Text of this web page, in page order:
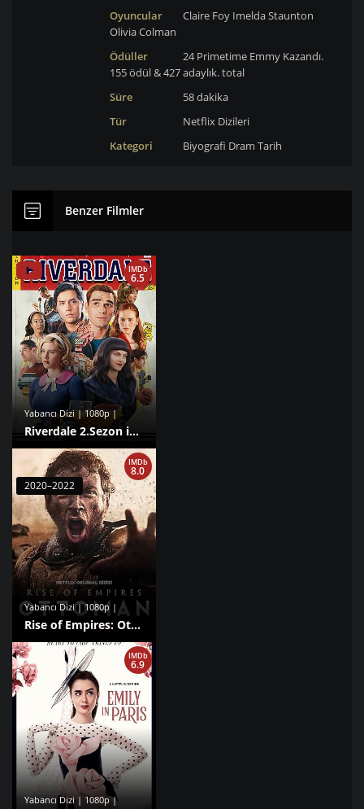
Oyuncular Claire Foy Imelda Staunton
Olivia Colman
Ödüller
24 Primetime Emmy Kazandı.
155 ödül & 427 adaylık. total
Süre
58 dakika
Tür
Netflix Dizileri
Kategori
Biyografi Dram Tarih
Benzer Filmler
Yabancı Dizi | 1080p |
Riverdale 2.Sezon izle
IMDb
6.5
Yabancı Dizi | 1080p |
Rise of Empires: Ottoman 1. Sezon izle
IMDb
8.0
2020–2022
Yabancı Dizi | 1080p |
IMDb
6.9